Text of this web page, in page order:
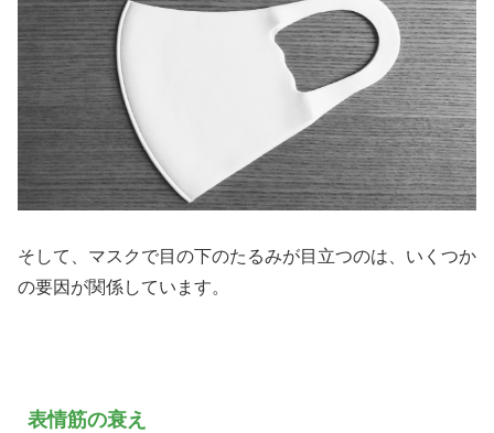
そして、マスクで目の下のたるみが目立つのは、いくつか
の要因が関係しています。
表情筋の衰え